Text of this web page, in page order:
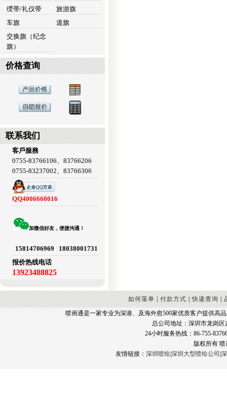
绶带/礼仪带
旅游旗
车旗
道旗
交换旗（纪念
旗）
价格查询
联系我们
客戶服務
0755-83766106、83766206
0755-83237002、83766306
QQ4006660016
加微信好友，便捷沟通！
15814706969 18038001731
报价热线电话
13923488825
如何落单|付款方式|快递查询|
喷画通是一家专业为深港、及海外愈500家优质客户提供高
总公司地址：深圳市龙岗
24小时服务热线：86-755-
版权所有
友情链接： 深圳喷绘深圳大型喷绘公司